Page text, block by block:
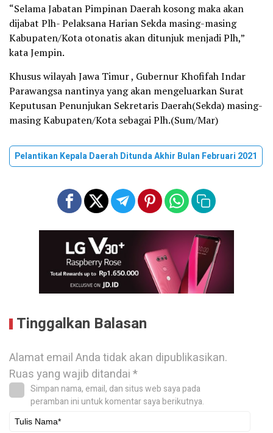
“Selama Jabatan Pimpinan Daerah kosong maka akan
dijabat Plh- Pelaksana Harian Sekda masing-masing
Kabupaten/Kota otonatis akan ditunjuk menjadi Plh,”
kata Jempin.
Khusus wilayah Jawa Timur , Gubernur Khofifah Indar
Parawangsa nantinya yang akan mengeluarkan Surat
Keputusan Penunjukan Sekretaris Daerah(Sekda) masing-
masing Kabupaten/Kota sebagai Plh.(Sum/Mar)
Pelantikan Kepala Daerah Ditunda Akhir Bulan Februari 2021
Tinggalkan Balasan
Alamat email Anda tidak akan dipublikasikan.
Ruas yang wajib ditandai*
Simpan nama, email, dan situs web saya pada
peramban ini untuk komentar saya berikutnya.